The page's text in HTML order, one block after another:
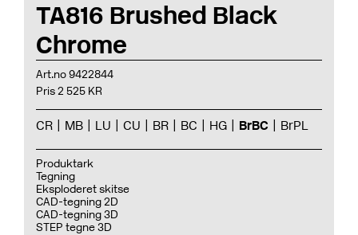
TA816 Brushed Black
Chrome
Art.no 9422844
Pris 2 525 KR
CR MB LU CU BR BC HG BrBC BrPL
Produktark
Tegning
Eksploderet skitse
CAD-tegning 2D
CAD-tegning 3D
STEP tegne 3D